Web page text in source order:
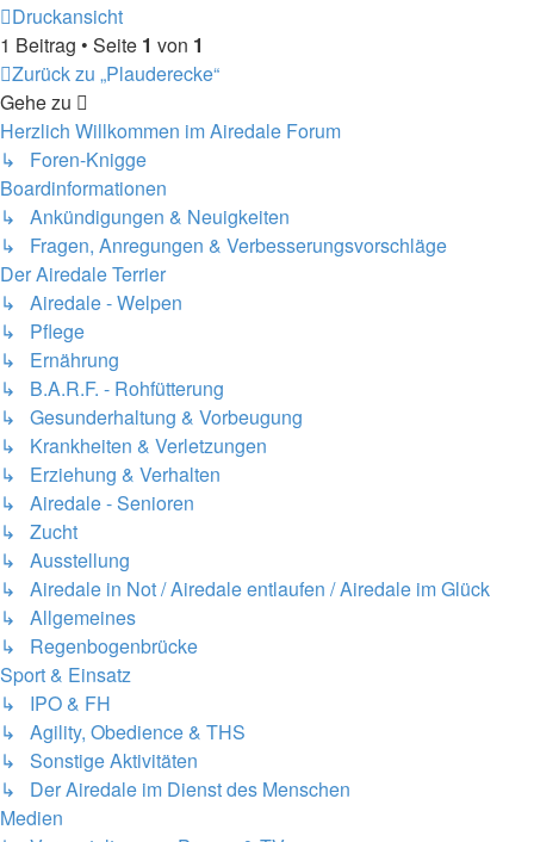
Druckansicht
1 Beitrag • Seite 1 von 1
Zurück zu „Plauderecke“
Gehe zu
Herzlich Willkommen im Airedale Forum
↳ Foren-Knigge
Boardinformationen
↳ Ankündigungen & Neuigkeiten
↳ Fragen, Anregungen & Verbesserungsvorschläge
Der Airedale Terrier
↳ Airedale - Welpen
↳ Pflege
↳ Ernährung
↳ B.A.R.F. - Rohfütterung
↳ Gesunderhaltung & Vorbeugung
↳ Krankheiten & Verletzungen
↳ Erziehung & Verhalten
↳ Airedale - Senioren
↳ Zucht
↳ Ausstellung
↳ Airedale in Not / Airedale entlaufen / Airedale im Glück
↳ Allgemeines
↳ Regenbogenbrücke
Sport & Einsatz
↳ IPO & FH
↳ Agility, Obedience & THS
↳ Sonstige Aktivitäten
↳ Der Airedale im Dienst des Menschen
Medien